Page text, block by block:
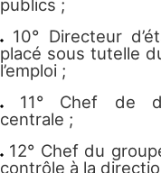
publics ;
10° Directeur
placé sous tutelle
l’emploi ;
11° Chef de
centrale ;
12° Chef du
contrôle à la